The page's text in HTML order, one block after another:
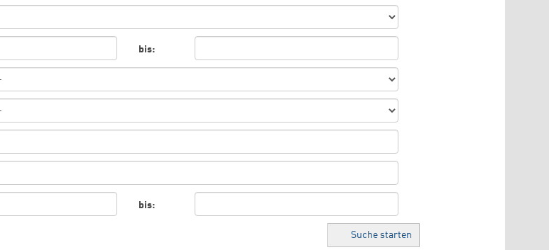
bis:
bis:
Suche starten